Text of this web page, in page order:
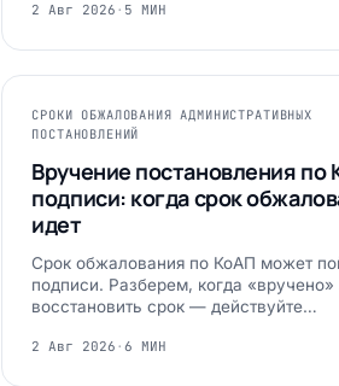
2 Авг 2026 · 5 МИН
СРОКИ ОБЖАЛОВАНИЯ АДМИНИСТРАТИВНЫХ
ПОСТАНОВЛЕНИЙ
Вручение постановления по
подписи: когда срок
идет
Срок обжалования по КоАП может
подписи. Разберем, когда «вручено»
восстановить срок — действуйте…
2 Авг 2026 ·6 МИН